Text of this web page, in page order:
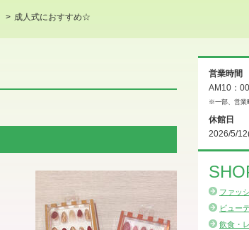
成人式におすすめ☆
営業時間
AM10：
※一部、営業
休館日
2026/5/
ファッ
ビュー
飲食・